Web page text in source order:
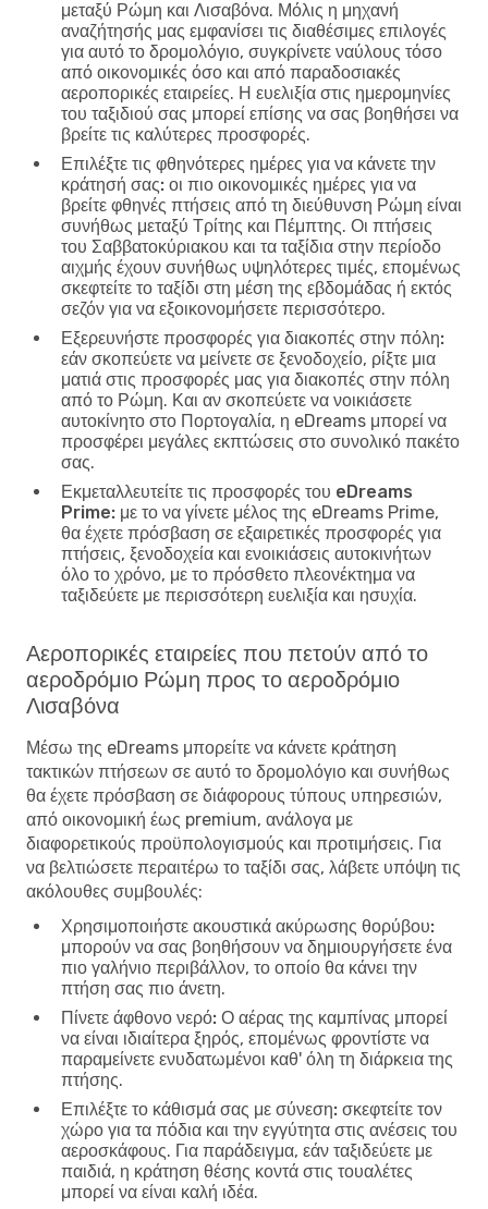
μεταξύ Ρώμη και Λισαβόνα. Μόλις η μηχανή
αναζήτησής μας εμφανίσει τις διαθέσιμες επιλογές
για αυτό το δρομολόγιο, συγκρίνετε ναύλους τόσο
από οικονομικές όσο και από παραδοσιακές
αεροπορικές εταιρείες. Η ευελιξία στις ημερομηνίες
του ταξιδιού σας μπορεί επίσης να σας βοηθήσει να
βρείτε τις καλύτερες προσφορές.
Επιλέξτε τις φθηνότερες ημέρες για να κάνετε την
κράτησή σας: οι πιο οικονομικές ημέρες για να
βρείτε φθηνές πτήσεις από τη διεύθυνση Ρώμη είναι
συνήθως μεταξύ Τρίτης και Πέμπτης. Οι πτήσεις
του Σαββατοκύριακου και τα ταξίδια στην περίοδο
αιχμής έχουν συνήθως υψηλότερες τιμές, επομένως
σκεφτείτε το ταξίδι στη μέση της εβδομάδας ή εκτός
σεζόν για να εξοικονομήσετε περισσότερο.
Εξερευνήστε προσφορές για διακοπές στην πόλη:
εάν σκοπεύετε να μείνετε σε ξενοδοχείο, ρίξτε μια
ματιά στις προσφορές μας για διακοπές στην πόλη
από το Ρώμη. Και αν σκοπεύετε να νοικιάσετε
αυτοκίνητο στο Πορτογαλία, η eDreams μπορεί να
προσφέρει μεγάλες εκπτώσεις στο συνολικό πακέτο
σας.
Εκμεταλλευτείτε τις προσφορές του eDreams
Prime: με το να γίνετε μέλος της eDreams Prime,
θα έχετε πρόσβαση σε εξαιρετικές προσφορές για
πτήσεις, ξενοδοχεία και ενοικιάσεις αυτοκινήτων
όλο το χρόνο, με το πρόσθετο πλεονέκτημα να
ταξιδεύετε με περισσότερη ευελιξία και ησυχία.
Αεροπορικές εταιρείες που πετούν από το
αεροδρόμιο Ρώμη προς το αεροδρόμιο
Λισαβόνα
Μέσω της eDreams μπορείτε να κάνετε κράτηση
τακτικών πτήσεων σε αυτό το δρομολόγιο και συνήθως
θα έχετε πρόσβαση σε διάφορους τύπους υπηρεσιών,
από οικονομική έως premium, ανάλογα με
διαφορετικούς προϋπολογισμούς και προτιμήσεις. Για
να βελτιώσετε περαιτέρω το ταξίδι σας, λάβετε υπόψη τις
ακόλουθες συμβουλές:
Χρησιμοποιήστε ακουστικά ακύρωσης θορύβου:
μπορούν να σας βοηθήσουν να δημιουργήσετε ένα
πιο γαλήνιο περιβάλλον, το οποίο θα κάνει την
πτήση σας πιο άνετη.
Πίνετε άφθονο νερό: Ο αέρας της καμπίνας μπορεί
να είναι ιδιαίτερα ξηρός, επομένως φροντίστε να
παραμείνετε ενυδατωμένοι καθ' όλη τη διάρκεια της
πτήσης.
Επιλέξτε το κάθισμά σας με σύνεση: σκεφτείτε τον
χώρο για τα πόδια και την εγγύτητα στις ανέσεις του
αεροσκάφους. Για παράδειγμα, εάν ταξιδεύετε με
παιδιά, η κράτηση θέσης κοντά στις τουαλέτες
μπορεί να είναι καλή ιδέα.